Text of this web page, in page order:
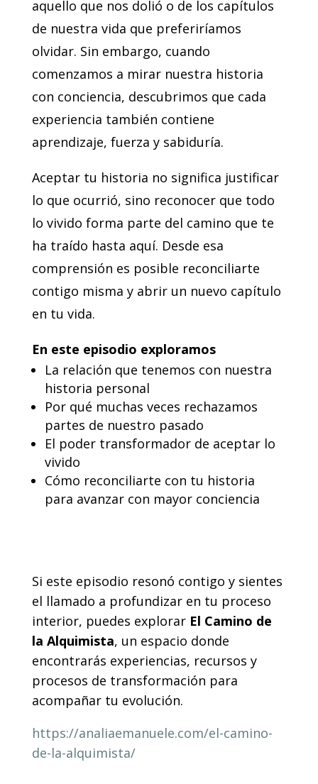
aquello que nos dolió o de los capítulos
de nuestra vida que preferiríamos
olvidar. Sin embargo, cuando
comenzamos a mirar nuestra historia
con conciencia, descubrimos que cada
experiencia también contiene
aprendizaje, fuerza y sabiduría.
Aceptar tu historia no significa justificar
lo que ocurrió, sino reconocer que todo
lo vivido forma parte del camino que te
ha traído hasta aquí. Desde esa
comprensión es posible reconciliarte
contigo misma y abrir un nuevo capítulo
en tu vida.
En este episodio exploramos
La relación que tenemos con nuestra
historia personal
Por qué muchas veces rechazamos
partes de nuestro pasado
El poder transformador de aceptar lo
vivido
Cómo reconciliarte con tu historia
para avanzar con mayor conciencia
Si este episodio resonó contigo y sientes
el llamado a profundizar en tu proceso
interior, puedes explorar El Camino de
la Alquimista, un espacio donde
encontrarás experiencias, recursos y
procesos de transformación para
acompañar tu evolución.
https://analiaemanuele.com/el-camino-
de-la-alquimista/